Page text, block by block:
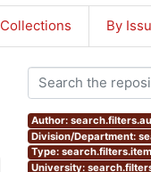
By
Author:
Division/Department:
Type:
University: